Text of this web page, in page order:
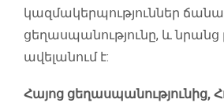
կազմակերպություններ
ցեղասպանությունը, և նրանց
ավելանում է:
Հայոց ցեղասպանությունից,